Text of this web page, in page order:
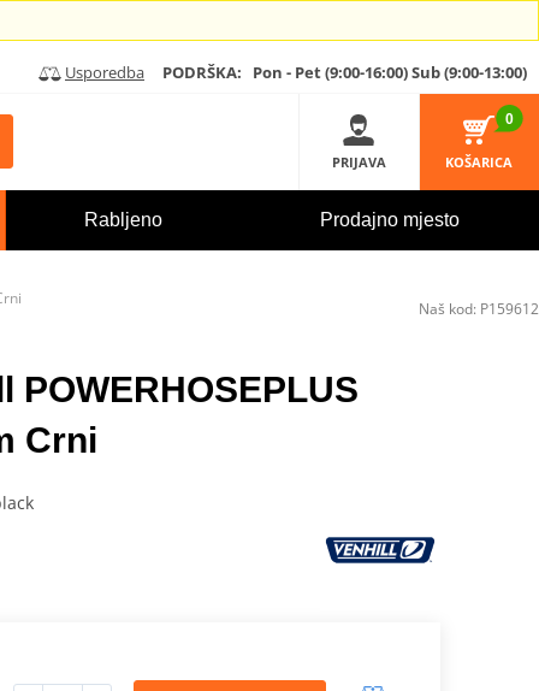
Usporedba PODRŠKA: Pon - Pet (9:00-16:00)Sub (9:00-13:00)
PRIJAVA
0
KOŠARICA
Rabljeno Prodajno mjesto
POWERHOSEPLUS
Crni
Naš kod: P159612